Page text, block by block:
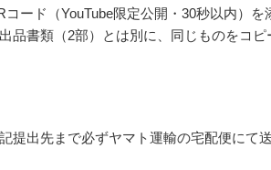
ード（YouTube限定公開・30秒以内）を
品書類（2部）とは別に、同じものをコピ
提出先まで必ずヤマト運輸の宅配便にて